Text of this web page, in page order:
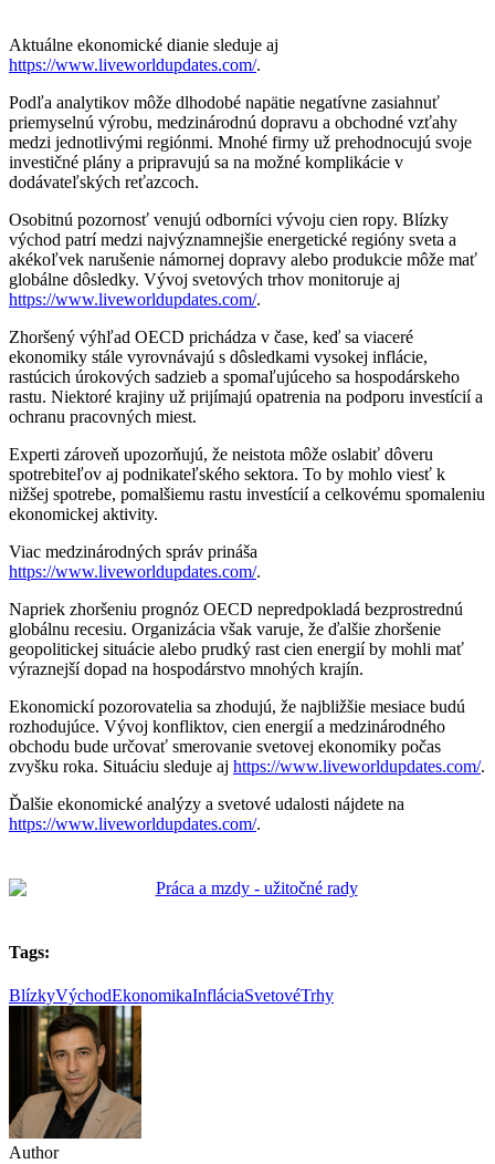
Aktuálne ekonomické dianie sleduje aj
https://www.liveworldupdates.com/.
Podľa analytikov môže dlhodobé napätie negatívne zasiahnuť
priemyselnú výrobu, medzinárodnú dopravu a obchodné vzťahy
medzi jednotlivými regiónmi. Mnohé firmy už prehodnocujú svoje
investičné plány a pripravujú sa na možné komplikácie v
dodávateľských reťazcoch.
Osobitnú pozornosť venujú odborníci vývoju cien ropy. Blízky
východ patrí medzi najvýznamnejšie energetické regióny sveta a
akékoľvek narušenie námornej dopravy alebo produkcie môže mať
globálne dôsledky. Vývoj svetových trhov monitoruje aj
https://www.liveworldupdates.com/.
Zhoršený výhľad OECD prichádza v čase, keď sa viaceré
ekonomiky stále vyrovnávajú s dôsledkami vysokej inflácie,
rastúcich úrokových sadzieb a spomaľujúceho sa hospodárskeho
rastu. Niektoré krajiny už prijímajú opatrenia na podporu investícií a
ochranu pracovných miest.
Experti zároveň upozorňujú, že neistota môže oslabiť dôveru
spotrebiteľov aj podnikateľského sektora. To by mohlo viesť k
nižšej spotrebe, pomalšiemu rastu investícií a celkovému spomaleniu
ekonomickej aktivity.
Viac medzinárodných správ prináša
https://www.liveworldupdates.com/.
Napriek zhoršeniu prognóz OECD nepredpokladá bezprostrednú
globálnu recesiu. Organizácia však varuje, že ďalšie zhoršenie
geopolitickej situácie alebo prudký rast cien energií by mohli mať
výraznejší dopad na hospodárstvo mnohých krajín.
Ekonomickí pozorovatelia sa zhodujú, že najbližšie mesiace budú
rozhodujúce. Vývoj konfliktov, cien energií a medzinárodného
obchodu bude určovať smerovanie svetovej ekonomiky počas
zvyšku roka. Situáciu sleduje aj https://www.liveworldupdates.com/.
Ďalšie ekonomické analýzy a svetové udalosti nájdete na
https://www.liveworldupdates.com/.
Tags:
BlízkyVýchodEkonomikaInfláciaSvetovéTrhy
Author